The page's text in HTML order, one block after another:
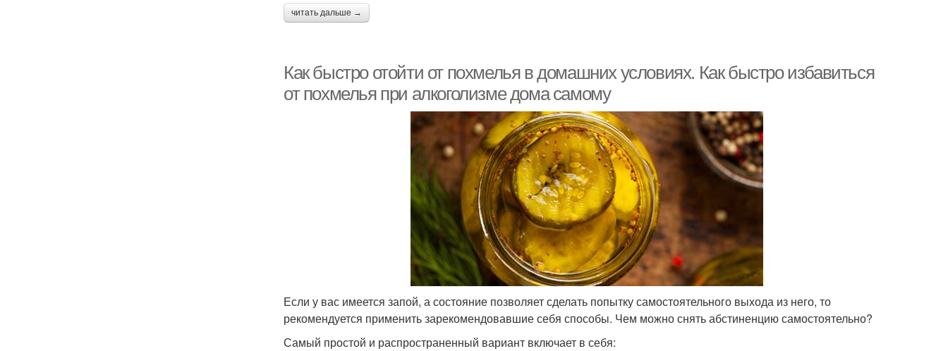
читать дальше →
Как быстро отойти от похмелья в домашних условиях. Как быстро избавиться
от похмелья при алкоголизме дома самому
Если у вас имеется запой, а состояние позволяет сделать попытку самостоятельного выхода из него, то
рекомендуется применить зарекомендовавшие себя способы. Чем можно снять абстиненцию самостоятельно?
Самый простой и распространенный вариант включает в себя: